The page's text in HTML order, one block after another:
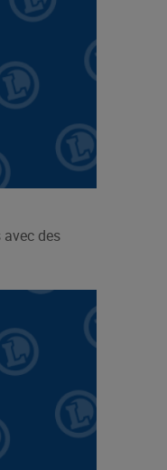
des